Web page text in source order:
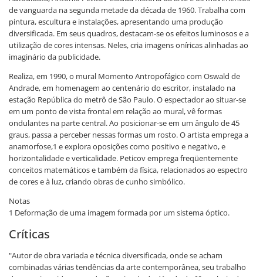
de vanguarda na segunda metade da década de 1960. Trabalha com
pintura, escultura e instalações, apresentando uma produção
diversificada. Em seus quadros, destacam-se os efeitos luminosos e a
utilização de cores intensas. Neles, cria imagens oníricas alinhadas ao
imaginário da publicidade.
Realiza, em 1990, o mural Momento Antropofágico com Oswald de
Andrade, em homenagem ao centenário do escritor, instalado na
estação República do metrô de São Paulo. O espectador ao situar-se
em um ponto de vista frontal em relação ao mural, vê formas
ondulantes na parte central. Ao posicionar-se em um ângulo de 45
graus, passa a perceber nessas formas um rosto. O artista emprega a
anamorfose,1 e explora oposições como positivo e negativo, e
horizontalidade e verticalidade. Peticov emprega freqüentemente
conceitos matemáticos e também da física, relacionados ao espectro
de cores e à luz, criando obras de cunho simbólico.
Notas
1 Deformação de uma imagem formada por um sistema óptico.
Críticas
"Autor de obra variada e técnica diversificada, onde se acham
combinadas várias tendências da arte contemporânea, seu trabalho